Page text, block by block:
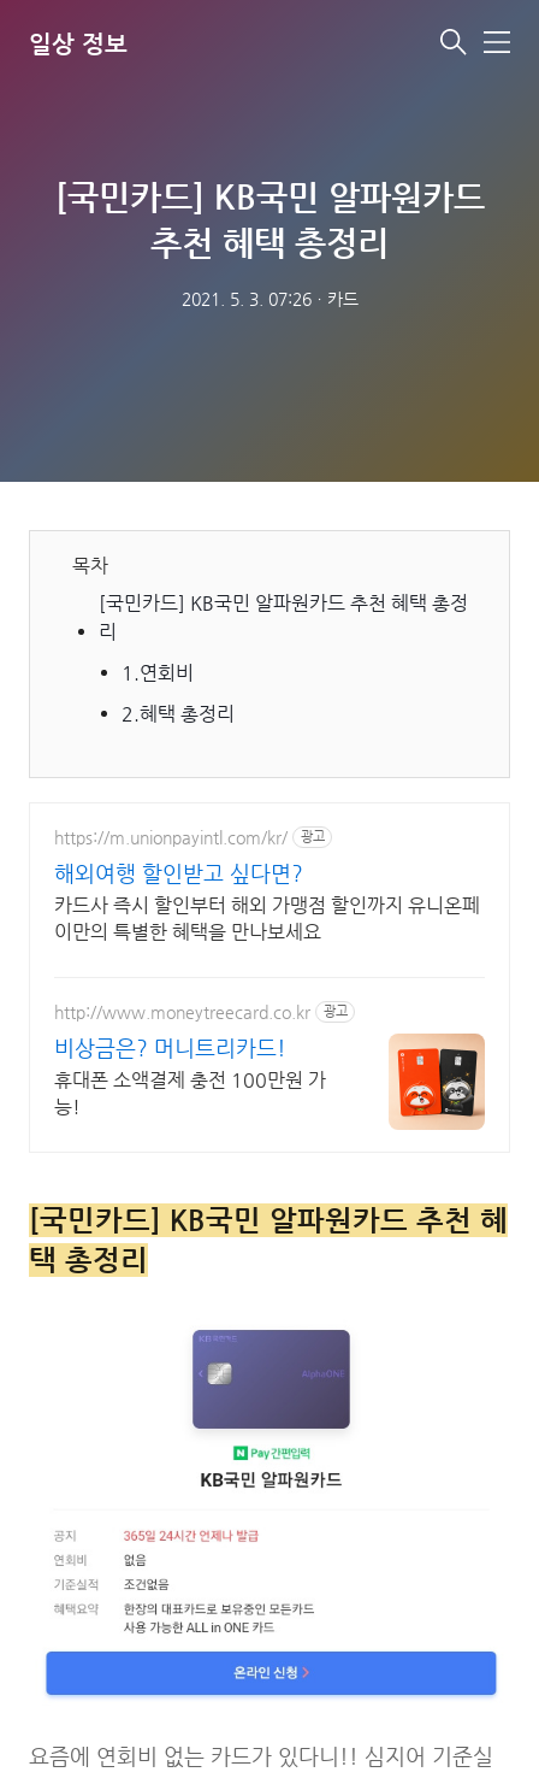
일상 정보
메
[국민카드] KB국민 알파원카드
추천 혜택 총정리
2021. 5. 3. 07:26ㆍ 카드
목차
[국민카드] KB국민 알파원카드 추천 혜택 총정
리
1.연회비
2.혜택 총정리
https://m.unionpayintl.com/kr/ 광고
해외여행 할인받고 싶다면?
카드사 즉시 할인부터 해외 가맹점 할인까지 유니온페
이만의 특별한 혜택을 만나보세요
http://www.moneytreecard.co.kr 광고
비상금은? 머니트리카드!
휴대폰 소액결제 충전 100만원 가
능!
[국민카드] KB국민 알파원카드 추천 혜
택 총정리
요즘에 연회비 없는 카드가 있다니!! 심지어 기준실